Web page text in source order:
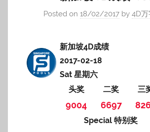
Posted on 18/02/2017by 4D
新加坡4D成绩
2017-02-18
Sat 星期六
头奖
二奖 三
9004 6697
Special 特别奖